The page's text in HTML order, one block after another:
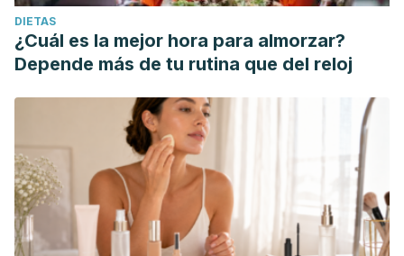
DIETAS
¿Cuál es la mejor hora para almorzar?
Depende más de tu rutina que del reloj